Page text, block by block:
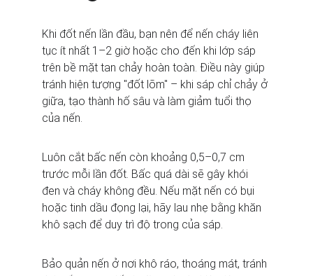
Khi đốt nến lần đầu, bạn nên để nến cháy liên
tục ít nhất 1–2 giờ hoặc cho đến khi lớp sáp
trên bề mặt tan chảy hoàn toàn. Điều này giúp
tránh hiện tượng "đốt lõm" – khi sáp chỉ chảy ở
giữa, tạo thành hố sâu và làm giảm tuổi thọ
của nến.
Luôn cắt bấc nến còn khoảng 0,5–0,7 cm
trước mỗi lần đốt. Bấc quá dài sẽ gây khói
đen và cháy không đều. Nếu mặt nến có bụi
hoặc tinh dầu đọng lại, hãy lau nhẹ bằng khăn
khô sạch để duy trì độ trong của sáp.
Bảo quản nến ở nơi khô ráo, thoáng mát, tránh